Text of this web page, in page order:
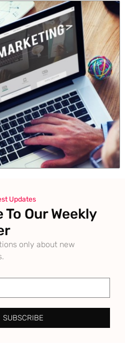
Updates
Our Weekly
only about new
SUBSCRIBE